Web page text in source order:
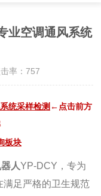
业空调通风系统
率：757
统采样检测 ←点击前方
板块
人YP-DCY，专为
满足严格的卫生规范